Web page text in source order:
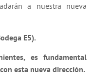
a nuestra nueva
E5).
es fundamental
esta nueva dirección.